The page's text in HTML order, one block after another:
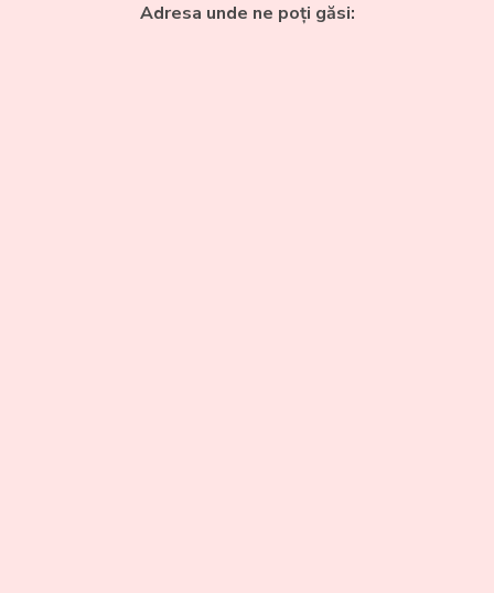
Adresa unde ne poți găsi: